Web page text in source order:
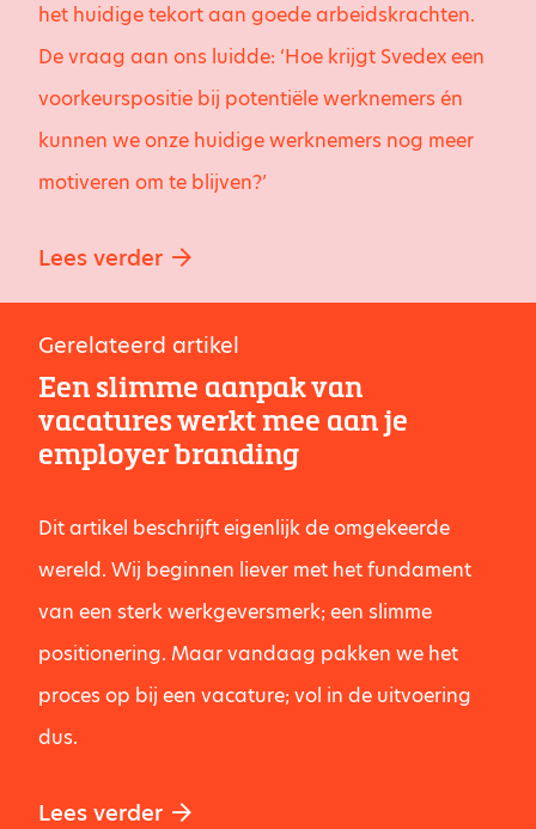
het huidige tekort aan goede arbeidskrachten.
De vraag aan ons luidde: ‘Hoe krijgt Svedex een
voorkeurspositie bij potentiële werknemers én
kunnen we onze huidige werknemers nog meer
motiveren om te blijven?’
Lees verder
Gerelateerd artikel
Een slimme aanpak van
vacatures werkt mee aan je
employer branding
Dit artikel beschrijft eigenlijk de omgekeerde
wereld. Wij beginnen liever met het fundament
van een sterk werkgeversmerk; een slimme
positionering. Maar vandaag pakken we het
proces op bij een vacature; vol in de uitvoering
dus.
Lees verder